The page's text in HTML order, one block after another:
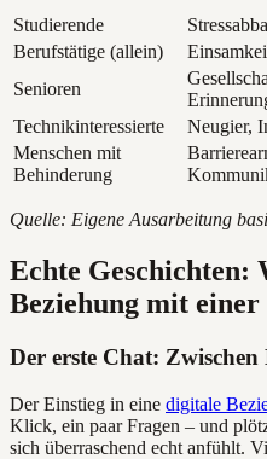
Studierende
Berufstätige (allein)
Senioren
Technikinteressierte
Neugier,
Menschen mit
Behinderung
Quelle: Eigene Ausarbeitung
Echte Geschichten:
Beziehung mit
Der erste Chat: Zwischen
Der Einstieg in eine digitale
Klick, ein paar Fragen – und
sich überraschend echt anfühlt.